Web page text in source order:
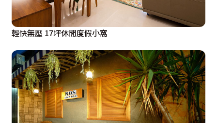
輕快無壓 17坪休閒度假小窩